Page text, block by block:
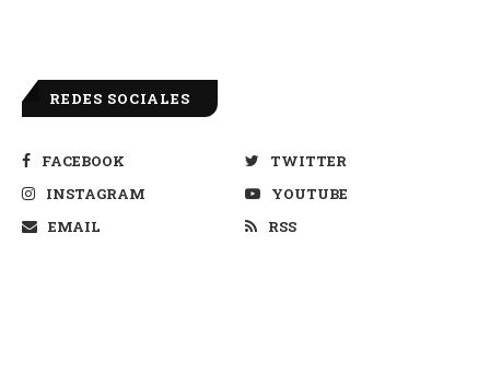
REDES SOCIALES
FACEBOOK
TWITTER
INSTAGRAM
YOUTUBE
EMAIL
RSS